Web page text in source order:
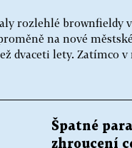
rozlehlé brownfieldy
na nové
dvaceti lety. Zatímco v
Špatné
zhroucení